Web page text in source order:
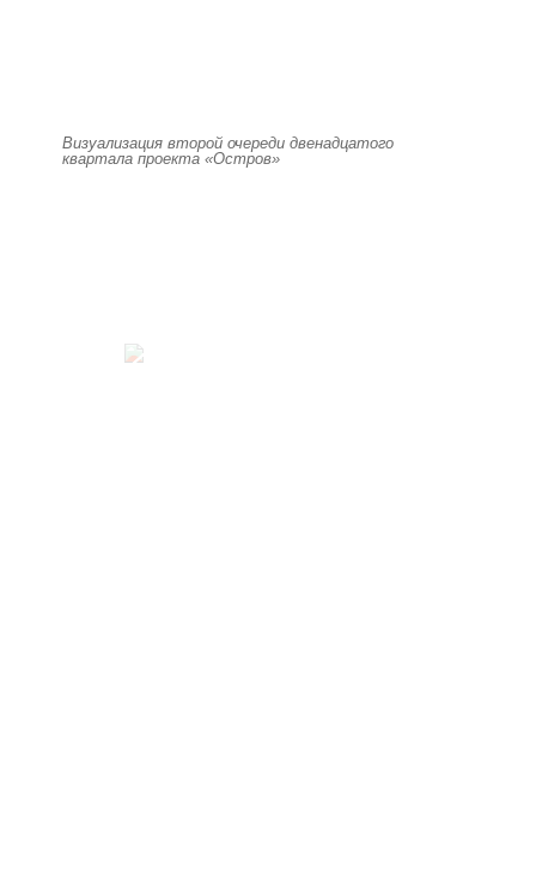
Визуализация второй очереди двенадцатого
квартала проекта «Остров»